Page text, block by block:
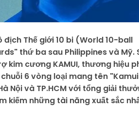
địch Thế giới 10 bi (World 10-ball
thứ ba sau Philippines và Mỹ.
kim cương KAMUI, thương hiệu
6 vòng loại mang tên
Nội và TP.HCM với tổng giải
kiếm những tài năng xuất sắc